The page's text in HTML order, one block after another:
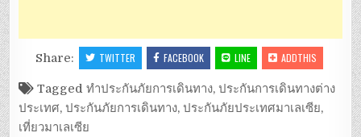
Share: TWITTER FACEBOOK LINE ADDTHIS
Taggedทำประกันภัยการเดินทาง,ประกันการเดินทางต่าง
ประเทศ,ประกันภัยการเดินทาง,ประกันภัยประเทศมาเลเซีย,
เที่ยวมาเลเซีย